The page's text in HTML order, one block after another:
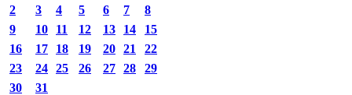
2
3 4 5 6 7
8
9
10 11 12 13 14
15
16
17 18 19 20 21
22
23
24 25 26 27 28
29
30
31